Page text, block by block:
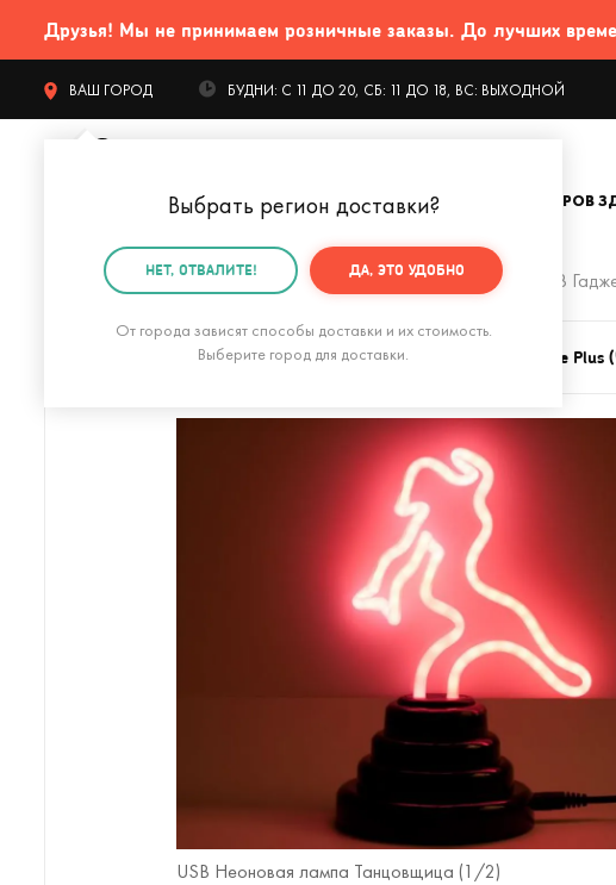
Друзья! Мы не принимаем розничные заказы. До лучших
ВАШ ГОРОД
Выбрать регион доставки?
НЕТ, ОТВАЛИТЕ! ДА, ЭТО УДОБНО
От города зависят способы доставки и их стоимость.
Выберите город для доставки.
БУДНИ: С 11 ДО 20, СБ: 11 ДО 18, ВС: ВЫХОДНОЙ
КАТАЛОГ ТОВАРОВ
Главная Гаджеты и устройства Для компьютера USB
Кружка с подогревом и беспроводной зарядкой Dual Base Plus
USB Неоновая лампа Танцовщица (1 /2)